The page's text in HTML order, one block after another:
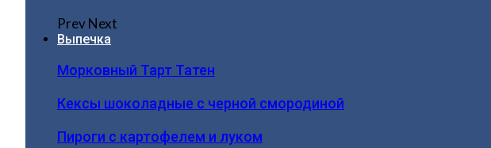
PrevNext
Выпечка
Морковный Тарт Татен
Кексы шоколадные с черной смородиной
Пироги c картофелем и луком